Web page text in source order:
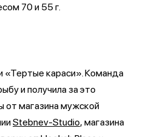
70 и 55 г.
«Тертые караси». Команда
и получила за это
от магазина мужской
Stebnev-Studio, магазина